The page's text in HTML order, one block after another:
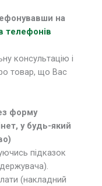
на
телефонів
консультацію і
товар, що Вас
форму
у будь-який
підказок
(накладний